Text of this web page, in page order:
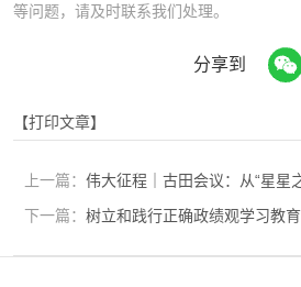
等问题，请及时联系我们处理。
分享到
【打印文章】
上一篇：
下一篇：